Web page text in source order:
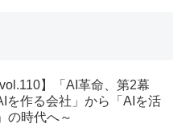
vol.110】「AI革命、第2幕
を作る会社」から「AIを活
の時代へ～